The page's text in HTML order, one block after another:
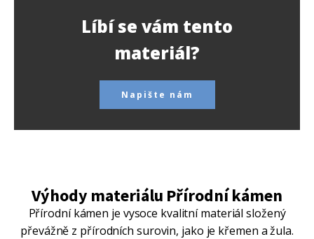
Líbí se vám tento
materiál?
Napište nám
Výhody materiálu Přírodní kámen
Přírodní kámen je vysoce kvalitní materiál složený
převážně z přírodních surovin, jako je křemen a žula.